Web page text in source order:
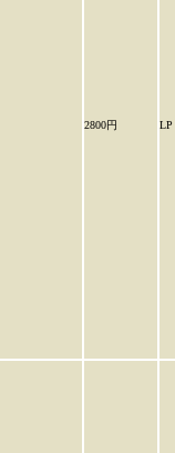
2800円 LP